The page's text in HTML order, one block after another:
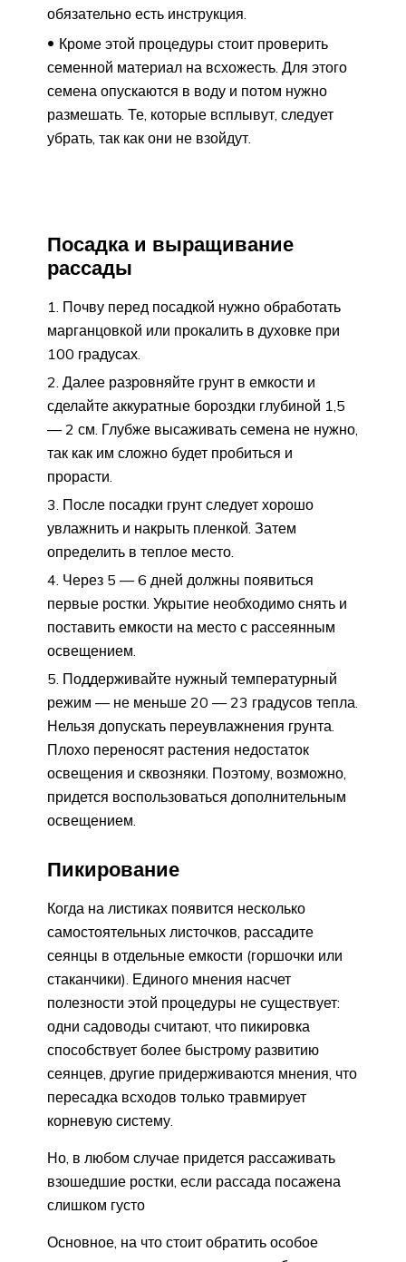
обязательно есть инструкция.
Кроме этой процедуры стоит проверить
семенной материал на всхожесть. Для этого
семена опускаются в воду и потом нужно
размешать. Те, которые всплывут, следует
убрать, так как они не взойдут.
Посадка и выращивание
рассады
Почву перед посадкой нужно обработать
марганцовкой или прокалить в духовке при
100 градусах.
Далее разровняйте грунт в емкости и
сделайте аккуратные бороздки глубиной 1,5
— 2 см. Глубже высаживать семена не нужно,
так как им сложно будет пробиться и
прорасти.
После посадки грунт следует хорошо
увлажнить и накрыть пленкой. Затем
определить в теплое место.
Через 5 — 6 дней должны появиться
первые ростки. Укрытие необходимо снять и
поставить емкости на место с рассеянным
освещением.
Поддерживайте нужный температурный
режим — не меньше 20 — 23 градусов тепла.
Нельзя допускать переувлажнения грунта.
Плохо переносят растения недостаток
освещения и сквозняки. Поэтому, возможно,
придется воспользоваться дополнительным
освещением.
Пикирование
Когда на листиках появится несколько
самостоятельных листочков, рассадите
сеянцы в отдельные емкости (горшочки или
стаканчики). Единого мнения насчет
полезности этой процедуры не существует:
одни садоводы считают, что пикировка
способствует более быстрому развитию
сеянцев, другие придерживаются мнения, что
пересадка всходов только травмирует
корневую систему.
Но, в любом случае придется рассаживать
взошедшие ростки, если рассада посажена
слишком густо
Основное, на что стоит обратить особое